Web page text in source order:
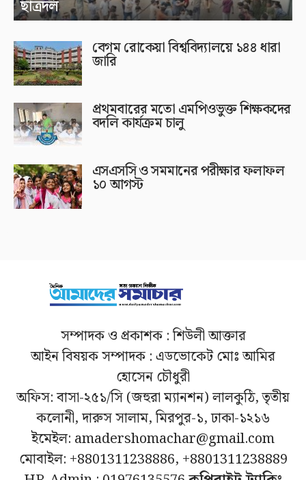
ছাত্রদল
বেগম রোকেয়া বিশ্ববিদ্যালয়ে ১৪৪ ধারা
জারি
প্রথমবারের মতো এমপিওভুক্ত শিক্ষকদের
বদলি কার্যক্রম চালু
এসএসসি ও সমমানের পরীক্ষার ফলাফল
১০ আগস্ট
সম্পাদক ও প্রকাশক : শিউলী আক্তার
আইন বিষয়ক সম্পাদক : এডভোকেট মোঃ আমির
হোসেন চৌধুরী
অফিস: বাসা-২৫১/সি (জহুরা ম্যানশন) লালকুঠি, তৃতীয়
কলোনী, দারুস সালাম, মিরপুর-১, ঢাকা-১২১৬
ইমেইল: amadershomachar@gmail.com
মোবাইল: +8801311238886, +8801311238889